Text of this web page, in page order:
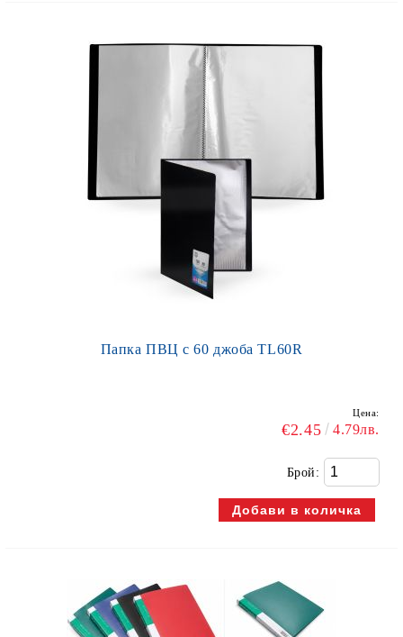
Папка ПВЦ с 60 джоба TL60R
Цена:
€2.45 4.79лв.
Брой: